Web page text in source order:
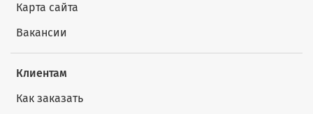
Карта сайта
Вакансии
Клиентам
Как заказать